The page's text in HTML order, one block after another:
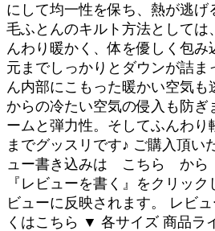
にして均一性を保ち、熱が逃げ
毛ふとんのキルト方法としては
んわり暖かく、体を優しく包み
元までしっかりとダウンが詰ま
ん内部にこもった暖かい空気も
からの冷たい空気の侵入も防ぎ
ームと弾力性。そしてふんわり
までグッスリです♪ ご購入頂い
ュー書き込みは こちら から
『レビューを書く』をクリッ
ビューに反映されます。 レ
くはこちら ▼ 各サイズ 商品